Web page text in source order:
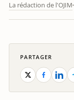
La rédaction de l'OJIM
PARTAGER